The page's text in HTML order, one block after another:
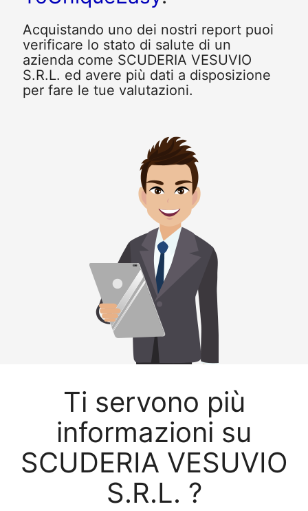
Acquistando uno dei nostri report puoi
verificare lo stato di salute di un
azienda come SCUDERIA VESUVIO
S.R.L. ed avere più dati a disposizione
per fare le tue valutazioni.
Ti servono più
informazioni su
SCUDERIA VESUVIO
S.R.L. ?